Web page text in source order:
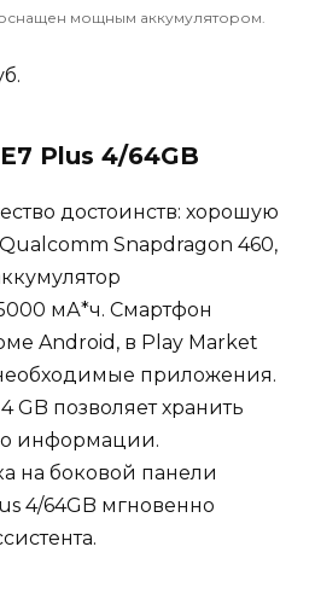
оснащен мощным аккумулятором.
Plus 4/64GB
достоинств: хорошую
Snapdragon 460,
мА*ч. Смартфон
Android, в Play Market
приложения.
GB позволяет хранить
информации.
на боковой панели
4/64GB мгновенно